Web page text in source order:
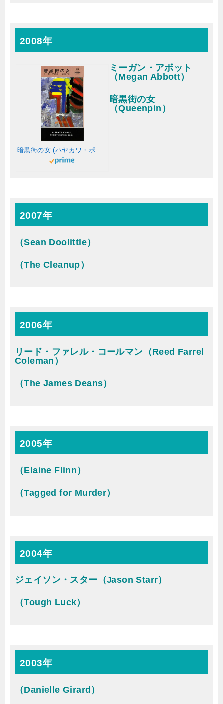
2008年
暗黒街の女 (ハヤカワ・ポケット・ミステリ)
ミーガン・アボット
（Megan Abbott）
暗黒街の女
（Queenpin）
2007年
（Sean Doolittle）
（The Cleanup）
2006年
リード・ファレル・コールマン（Reed Farrel
Coleman）
（The James Deans）
2005年
（Elaine Flinn）
（Tagged for Murder）
2004年
ジェイソン・スター（Jason Starr）
（Tough Luck）
2003年
（Danielle Girard）